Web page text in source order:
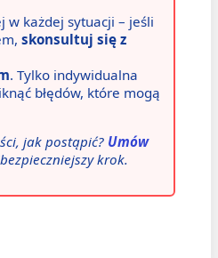
w każdej sytuacji – jeśli
skonsultuj się z
. Tylko indywidualna
błędów, które mogą
jak postąpić? Umów
krok.